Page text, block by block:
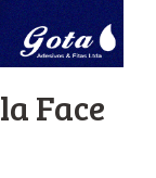
Face